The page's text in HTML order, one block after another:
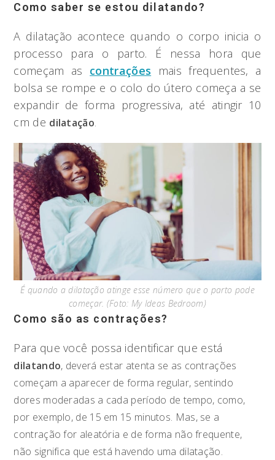
Como saber se estou dilatando?
A dilatação acontece quando o corpo inicia o
processo para o parto. É nessa hora que
começam as contrações mais frequentes, a
bolsa se rompe e o colo do útero começa a se
expandir de forma progressiva, até atingir 10
cm de dilatação.
É quando a dilatação atinge esse número que o parto pode
começar. (Foto: My Ideas Bedroom)
Como são as contrações?
Para que você possa identificar que está
dilatando, deverá estar atenta se as contrações
começam a aparecer de forma regular, sentindo
dores moderadas a cada período de tempo, como,
por exemplo, de 15 em 15 minutos. Mas, se a
contração for aleatória e de forma não frequente,
não significa que está havendo uma dilatação.